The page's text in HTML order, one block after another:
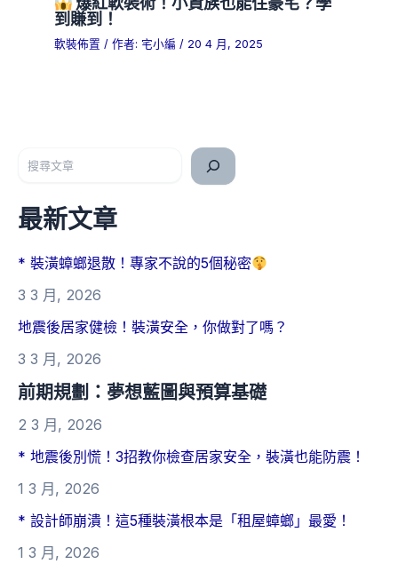
到賺到！
軟裝佈置 / 作者: 宅小編/ 20 4 月, 2025
最新文章
* 裝潢蟑螂退散！專家不說的5個秘密
3 3 月, 2026
地震後居家健檢！裝潢安全，你做對了嗎？
3 3 月, 2026
前期規劃：夢想藍圖與預算基礎
2 3 月, 2026
* 地震後別慌！3招教你檢查居家安全，裝潢也能防震！
1 3 月, 2026
* 設計師崩潰！這5種裝潢根本是「租屋蟑螂」最愛！
1 3 月, 2026